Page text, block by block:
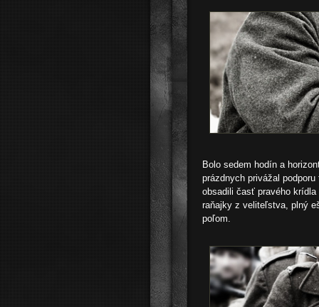
Bolo sedem hodín a
prázdnych privážal
obsadili časť pravého
raňajky z veliteľstva, plný
poľom.